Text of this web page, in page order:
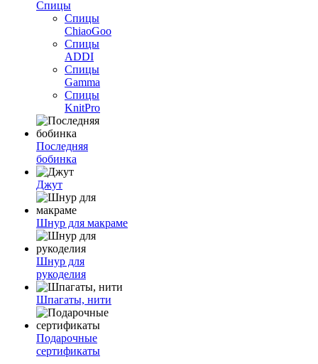
Спицы
Спицы
ChiaoGoo
Спицы
ADDI
Спицы
Gamma
Спицы
KnitPro
Последняя
бобинка
Джут
Шнур для макраме
Шнур для
рукоделия
Шпагаты, нити
Подарочные
сертификаты